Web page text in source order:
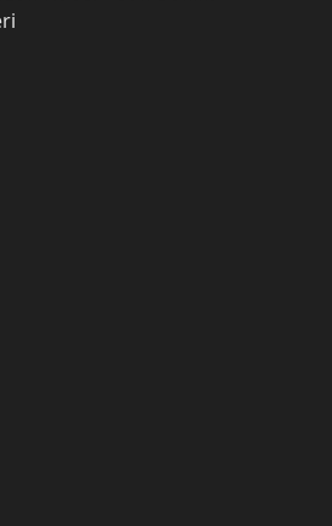
milli bir